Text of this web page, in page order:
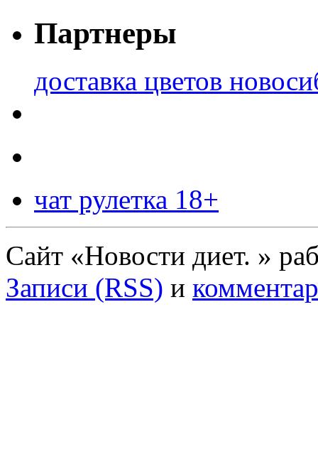
Партнеры
доставка цветов
чат рулетка 18+
Сайт «Новости диет. »
Записи (RSS) и